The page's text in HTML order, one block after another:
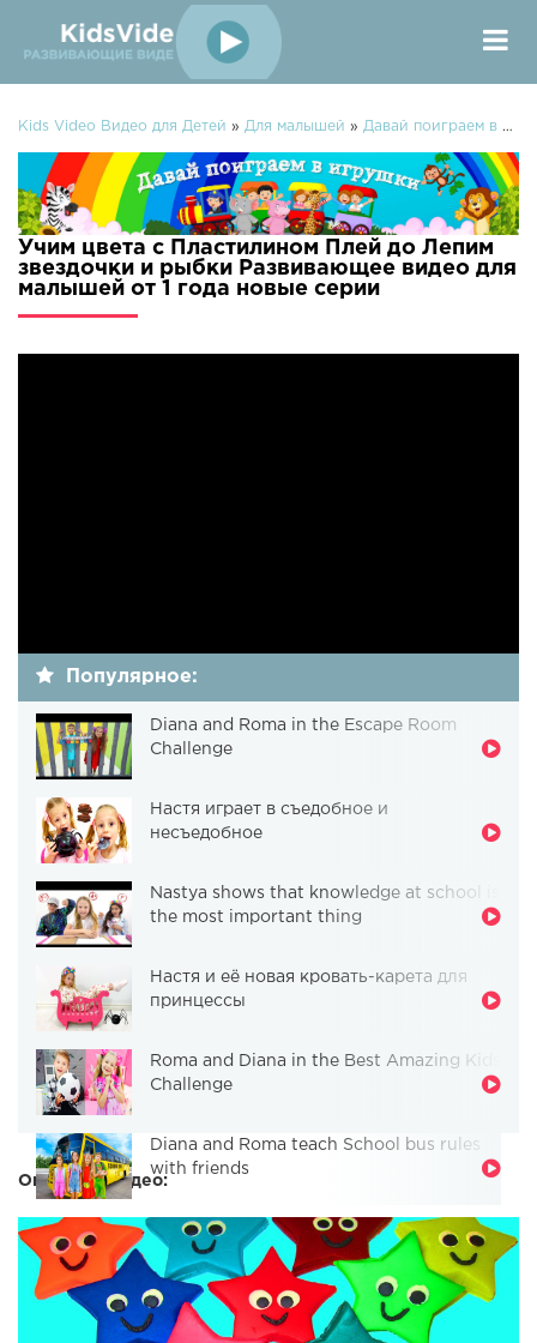
Kids Video Видео для Детей » Для малышей » Давай поиграем в игрушки
Учим цвета с Пластилином Плей до Лепим
звездочки и рыбки Развивающее видео для
малышей от 1 года новые серии
Популярное:
Diana and Roma in the Escape Room
Challenge
Настя играет в съедобное и
несъедобное
Nastya shows that knowledge at school is
the most important thing
Настя и её новая кровать-карета для
принцессы
Roma and Diana in the Best Amazing Kids
Challenge
Diana and Roma teach School bus rules
with friends
Описание видео: